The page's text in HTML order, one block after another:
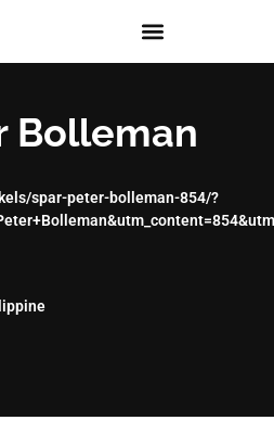
Bolleman
spar-peter-bolleman-854/?